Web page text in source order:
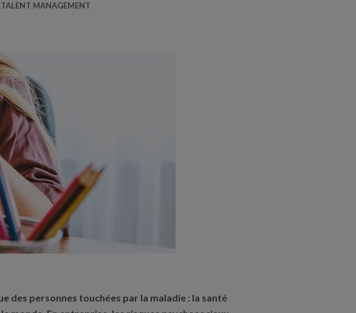
TALENT MANAGEMENT
des personnes touchées par la maladie : la santé